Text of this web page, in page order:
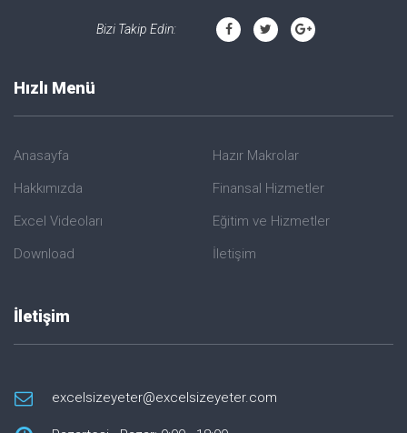
Bizi Takip Edin:
Hızlı Menü
Anasayfa
Hakkımızda
Excel Videoları
Download
Hazır Makrolar
Finansal Hizmetler
Eğitim ve Hizmetler
İletişim
İletişim
excelsizeyeter@excelsizeyeter.com